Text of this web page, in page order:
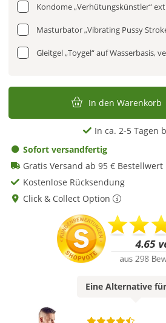
Kondome „Verhütungskünstler“
Masturbator „Vibrating Pussy
Gleitgel „Toygel“ auf Wasserbasis,
In den Warenkorb
In ca. 2-5 Tagen
Sofort versandfertig
Gratis Versand ab 95 € Bestellwert
Kostenlose Rücksendung
Click & Collect Option
Eine Alternative